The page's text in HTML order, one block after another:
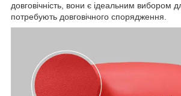
довговічність, вони є ідеальним вибором
потребують довговічного спорядження.